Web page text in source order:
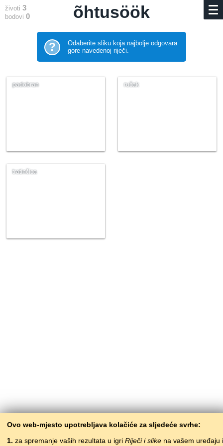
Ovo web-mjesto upotrebljava kolačiće za sljedeće svrhe:
1. za spremanje vaših rezultata u igri Riječi i slike na vašem uređaju i
životi 3
bodovi 0 õhtusöök
?
Odaberite sliku koja najbolje odgovara
gore navedenoj riječi.
padobran ručak
tratinčica